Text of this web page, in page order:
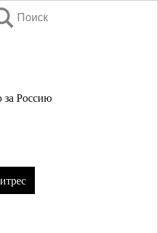
Поиск
за Россию